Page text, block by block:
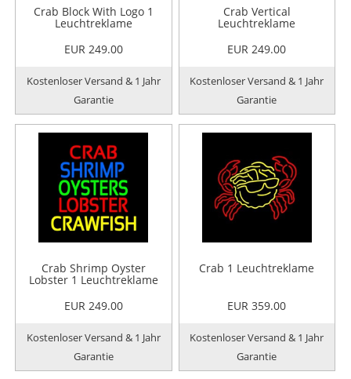
Crab Block With Logo 1
Leuchtreklame
EUR 249.00
Kostenloser Versand & 1 Jahr
Garantie
Crab Vertical
Leuchtreklame
EUR 249.00
Kostenloser Versand & 1 Jahr
Garantie
Crab Shrimp Oyster
Lobster 1 Leuchtreklame
EUR 249.00
Kostenloser Versand & 1 Jahr
Garantie
Crab 1 Leuchtreklame
EUR 359.00
Kostenloser Versand & 1 Jahr
Garantie